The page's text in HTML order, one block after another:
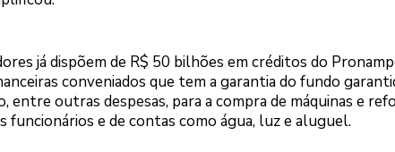
já dispõem de R$ 50 bilhões em créditos do
conveniados que tem a garantia do fundo
outras despesas, para a compra de máquinas e
funcionários e de contas como água, luz e aluguel.